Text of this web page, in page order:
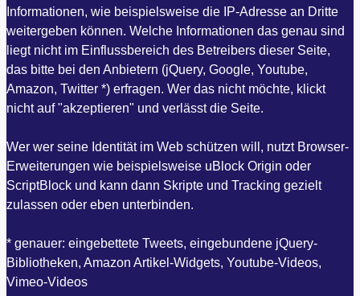
Informationen, wie beispielsweise die IP-Adresse an Dritte
weitergeben können. Welche Informationen das genau sind
liegt nicht im Einflussbereich des Betreibers dieser Seite,
das bitte bei den Anbietern (jQuery, Google, Youtube,
Amazon, Twitter *) erfragen. Wer das nicht möchte, klickt
nicht auf "akzeptieren" und verlässt die Seite.
Wer wer seine Identität im Web schützen will, nutzt Browser-
Erweiterungen wie beispielsweise uBlock Origin oder
ScriptBlock und kann dann Skripte und Tracking gezielt
zulassen oder eben unterbinden.
* genauer: eingebettete Tweets, eingebundene jQuery-
Bibliotheken, Amazon Artikel-Widgets, Youtube-Videos,
Vimeo-Videos